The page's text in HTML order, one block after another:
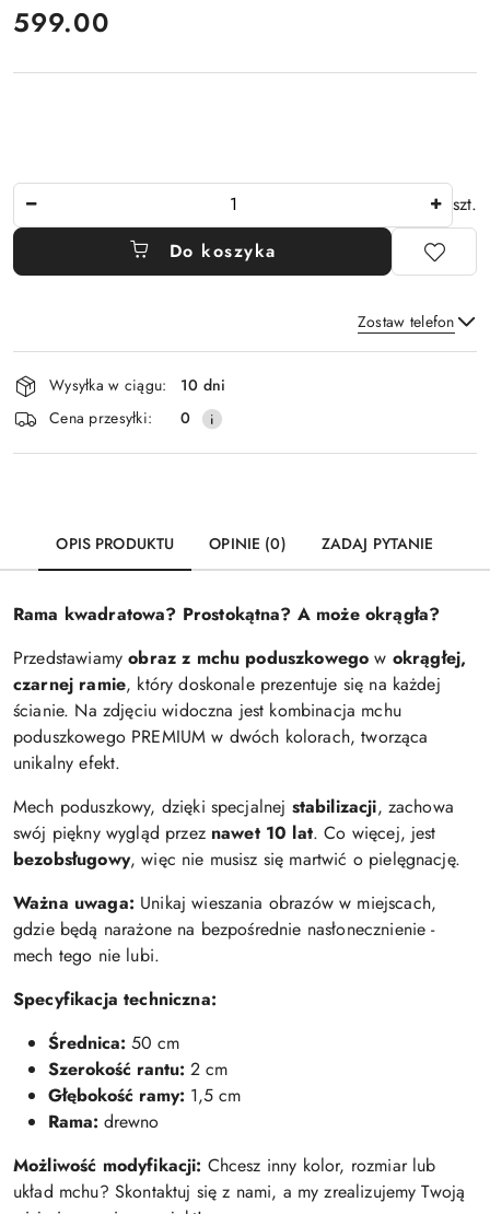
cena:
599.00
szt.
Do koszyka
Zostaw telefon
Wyślij
Dostępność
i
dostawa
Wysyłka w ciągu:
10 dni
Cena przesyłki:
0
OPIS PRODUKTU OPINIE (0) ZADAJ PYTANIE
Rama kwadratowa? Prostokątna? A może okrągła?
Przedstawiamyobraz z mchu poduszkowego w okrągłej,
czarnej ramie, który doskonale prezentuje się na każdej
ścianie. Na zdjęciu widoczna jest kombinacja mchu
poduszkowego PREMIUM w dwóch kolorach, tworząca
unikalny efekt.
Mech poduszkowy, dzięki specjalnej stabilizacji, zachowa
swój piękny wygląd przez nawet 10 lat. Co więcej, jest
bezobsługowy, więc nie musisz się martwić o pielęgnację.
Ważna uwaga: Unikaj wieszania obrazów w miejscach,
gdzie będą narażone na bezpośrednie nasłonecznienie -
mech tego nie lubi.
Specyfikacja techniczna:
Średnica: 50 cm
Szerokość rantu: 2 cm
Głębokość ramy: 1,5 cm
Rama: drewno
Możliwość modyfikacji: Chcesz inny kolor, rozmiar lub
układ mchu? Skontaktuj się z nami, a my zrealizujemy Twoją